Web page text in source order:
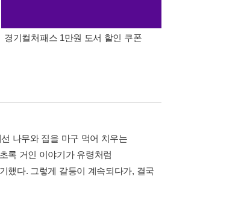
경기컬처패스 1만원 도서 할인 쿠폰
나무와 집을 마구 먹어 치우는
록 거인 이야기가 유령처럼
했다. 그렇게 갈등이 계속되다가, 결국